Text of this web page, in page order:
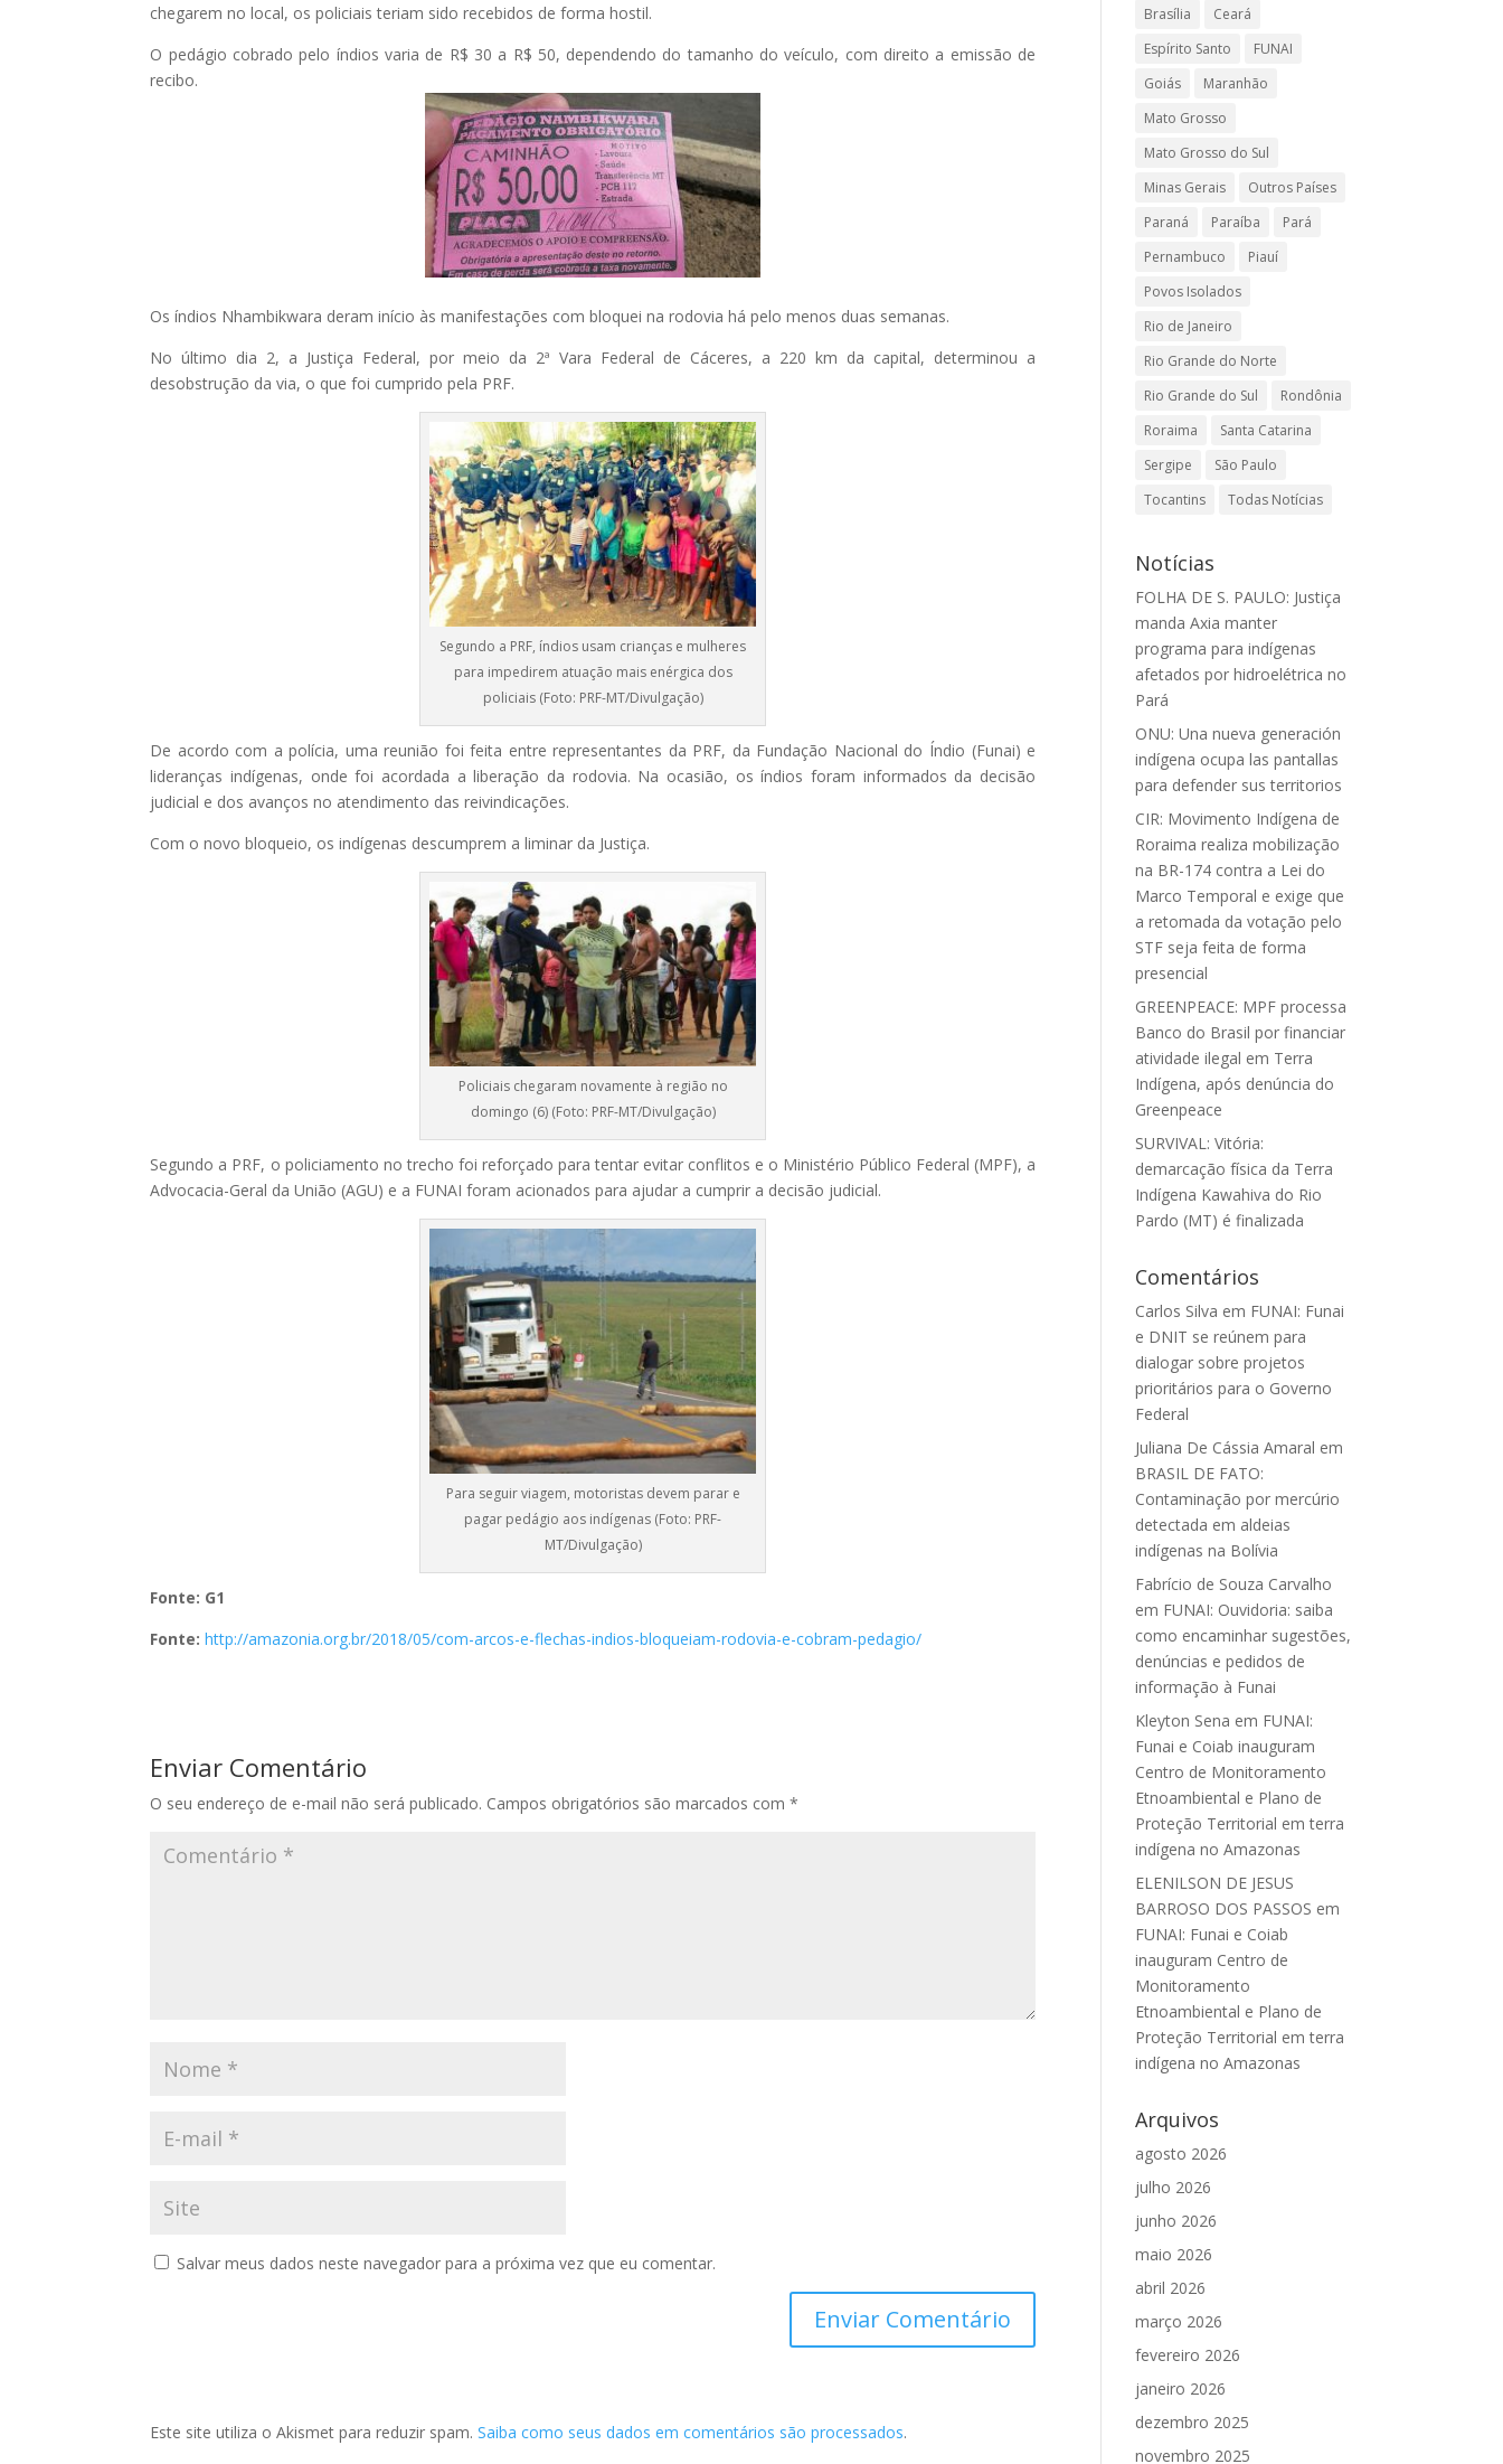
chegarem no local, os policiais teriam sido recebidos de forma hostil.
O pedágio cobrado pelo índios varia de R$ 30 a R$ 50, dependendo do tamanho do veículo, com direito a emissão de
recibo.
Os índios Nhambikwara deram início às manifestações com bloquei na rodovia há pelo menos duas semanas.
No último dia 2, a Justiça Federal, por meio da 2ª Vara Federal de Cáceres, a 220 km da capital, determinou a
desobstrução da via, o que foi cumprido pela PRF.
Segundo a PRF, índios usam crianças e mulheres
para impedirem atuação mais enérgica dos
policiais (Foto: PRF-MT/Divulgação)
De acordo com a polícia, uma reunião foi feita entre representantes da PRF, da Fundação Nacional do Índio (Funai) e
lideranças indígenas, onde foi acordada a liberação da rodovia. Na ocasião, os índios foram informados da decisão
judicial e dos avanços no atendimento das reivindicações.
Com o novo bloqueio, os indígenas descumprem a liminar da Justiça.
Policiais chegaram novamente à região no
domingo (6) (Foto: PRF-MT/Divulgação)
Segundo a PRF, o policiamento no trecho foi reforçado para tentar evitar conflitos e o Ministério Público Federal (MPF), a
Advocacia-Geral da União (AGU) e a FUNAI foram acionados para ajudar a cumprir a decisão judicial.
Para seguir viagem, motoristas devem parar e
pagar pedágio aos indígenas (Foto: PRF-
MT/Divulgação)
Fonte: G1
Fonte: http://amazonia.org.br/2018/05/com-arcos-e-flechas-indios-bloqueiam-rodovia-e-cobram-pedagio/
Enviar Comentário
O seu endereço de e-mail não será publicado. Campos obrigatórios são marcados com*
Salvar meus dados neste navegador para a próxima vez que eu comentar.
Este site utiliza o Akismet para reduzir spam.Saiba como seus dados em comentários são processados.
Brasília
Ceará
Espírito Santo
FUNAI
Goiás
Maranhão
Mato Grosso
Mato Grosso do Sul
Minas Gerais
Outros Países
Paraná
Paraíba
Pará
Pernambuco
Piauí
Povos Isolados
Rio de Janeiro
Rio Grande do Norte
Rio Grande do Sul
Rondônia
Roraima
Santa Catarina
Sergipe
São Paulo
Tocantins
Todas Notícias
Notícias
FOLHA DE S. PAULO: Justiça
manda Axia manter
programa para indígenas
afetados por hidroelétrica no
Pará
ONU: Una nueva generación
indígena ocupa las pantallas
para defender sus territorios
CIR: Movimento Indígena de
Roraima realiza mobilização
na BR-174 contra a Lei do
Marco Temporal e exige que
a retomada da votação pelo
STF seja feita de forma
presencial
GREENPEACE: MPF processa
Banco do Brasil por financiar
atividade ilegal em Terra
Indígena, após denúncia do
Greenpeace
SURVIVAL: Vitória:
demarcação física da Terra
Indígena Kawahiva do Rio
Pardo (MT) é finalizada
Comentários
Carlos Silva em FUNAI: Funai
e DNIT se reúnem para
dialogar sobre projetos
prioritários para o Governo
Federal
Juliana De Cássia Amaral em
BRASIL DE FATO:
Contaminação por mercúrio
detectada em aldeias
indígenas na Bolívia
Fabrício de Souza Carvalho
em FUNAI: Ouvidoria: saiba
como encaminhar sugestões,
denúncias e pedidos de
informação à Funai
Kleyton Sena em FUNAI:
Funai e Coiab inauguram
Centro de Monitoramento
Etnoambiental e Plano de
Proteção Territorial em terra
indígena no Amazonas
ELENILSON DE JESUS
BARROSO DOS PASSOS em
FUNAI: Funai e Coiab
inauguram Centro de
Monitoramento
Etnoambiental e Plano de
Proteção Territorial em terra
indígena no Amazonas
Arquivos
agosto 2026
julho 2026
junho 2026
maio 2026
abril 2026
março 2026
fevereiro 2026
janeiro 2026
dezembro 2025
novembro 2025